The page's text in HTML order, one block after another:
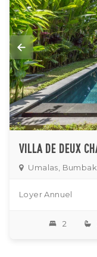
Umalas, Bumbak
Loyer Annuel
2